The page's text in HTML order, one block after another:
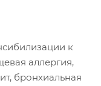
к
аллергия,
бронхиальная